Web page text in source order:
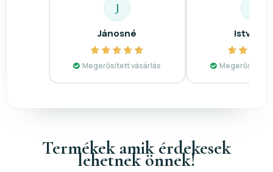
J
Jánosné
Megerősített vásárlás Megerősített
Termékek amik érdekesek
lehetnek önnek!